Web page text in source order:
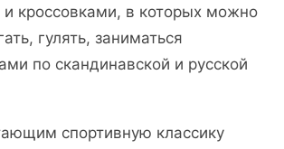
и кроссовками, в которых можно
гулять, заниматься
по скандинавской и русской
спортивную классику